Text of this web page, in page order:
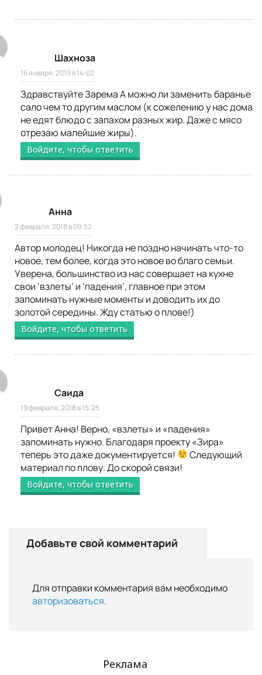
Шахноза
16 января, 2019 в 14:02
Здравствуйте Зарема А можно ли заменить баранье
сало чем то другим маслом (к сожелению у нас дома
не едят блюдо с запахом разных жир. Даже с мясо
отрезаю малейшие жиры).
Войдите, чтобы ответить
Анна
2 февраля, 2018 в 09:52
Автор молодец! Никогда не поздно начинать что-то
новое, тем более, когда это новое во благо семьи.
Уверена, большинство из нас совершает на кухне
свои ‘взлеты’ и ‘падения’, главное при этом
запоминать нужные моменты и доводить их до
золотой середины. Жду статью о плове!)
Войдите, чтобы ответить
Саида
19 февраля, 2018 в 15:25
Привет Анна! Верно, «взлеты» и «падения»
запоминать нужно. Благодаря проекту «Зира»
теперь это даже документируется!
Следующий
материал по плову. До скорой связи!
Войдите, чтобы ответить
Добавьте свой комментарий
Для отправки комментария вам необходимо
авторизоваться.
Реклама